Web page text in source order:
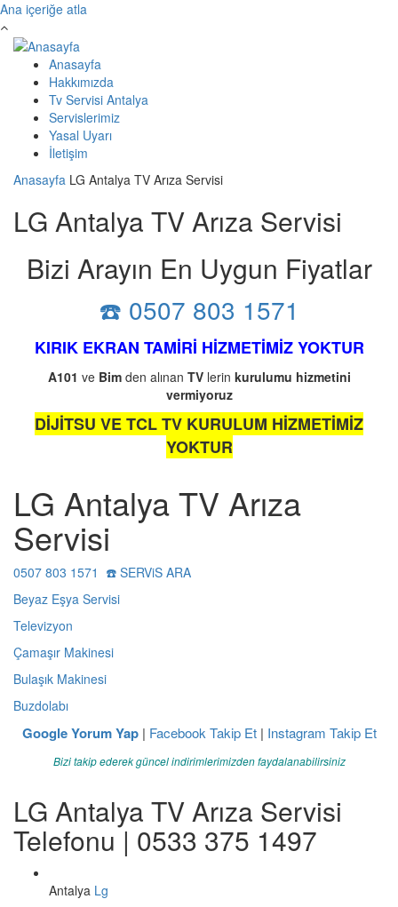
Ana içeriğe atla
Anasayfa
Hakkımızda
Tv Servisi Antalya
Servislerimiz
Yasal Uyarı
İletişim
Anasayfa LG Antalya TV Arıza Servisi
LG Antalya TV Arıza Servisi
Bizi Arayın En Uygun Fiyatlar
☎️ 0507 803 1571
KIRIK EKRAN TAMİRİ HİZMETİMİZ YOKTUR
A101 ve Bimden alınan TVlerin kurulumu hizmetini
vermiyoruz
DİJİTSU VE TCL TV KURULUM HİZMETİMİZ
YOKTUR
LG Antalya TV Arıza
Servisi
0507 803 1571 ☎️ SERViS ARA
Beyaz Eşya Servisi
Televizyon
Çamaşır Makinesi
Bulaşık Makinesi
Buzdolabı
Google Yorum Yap| Facebook Takip Et| Instagram Takip Et
Bizi takip ederek güncel indirimlerimizden faydalanabilirsiniz
LG Antalya TV Arıza Servisi
Telefonu | 0533 375 1497
Antalya Lg